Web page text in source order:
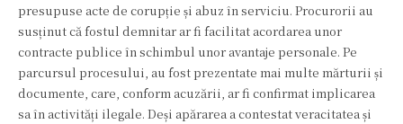
presupuse acte de corupție și abuz în serviciu. Procurorii au
susținut că fostul demnitar ar fi facilitat acordarea unor
contracte publice în schimbul unor avantaje personale. Pe
parcursul procesului, au fost prezentate mai multe mărturii și
documente, care, conform acuzării, ar fi confirmat implicarea
sa în activități ilegale. Deși apărarea a contestat veracitatea și